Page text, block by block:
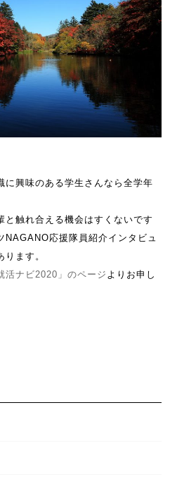
に興味のある学生さんなら全学年
と触れ合える機会はすくないです
NAGANO応援隊員紹介インタビュ
ます。
活ナビ2020」のページ よりお申し